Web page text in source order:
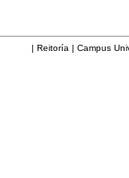
| Reitoría | Campus